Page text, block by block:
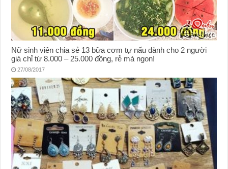
Nữ sinh viên chia sẻ 13 bữa cơm tự nấu dành cho 2 người
giá chỉ từ 8.000 – 25.000 đồng, rẻ mà ngon!
27/08/2017